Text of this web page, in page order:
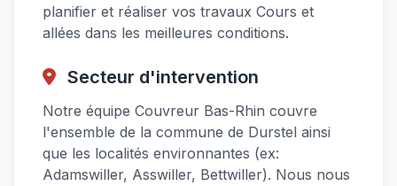
planifier et réaliser vos travaux Cours et
allées dans les meilleures conditions.
Secteur d'intervention
Notre équipe Couvreur Bas-Rhin couvre
l'ensemble de la commune de Durstel ainsi
que les localités environnantes (ex:
Adamswiller, Asswiller, Bettwiller). Nous nous